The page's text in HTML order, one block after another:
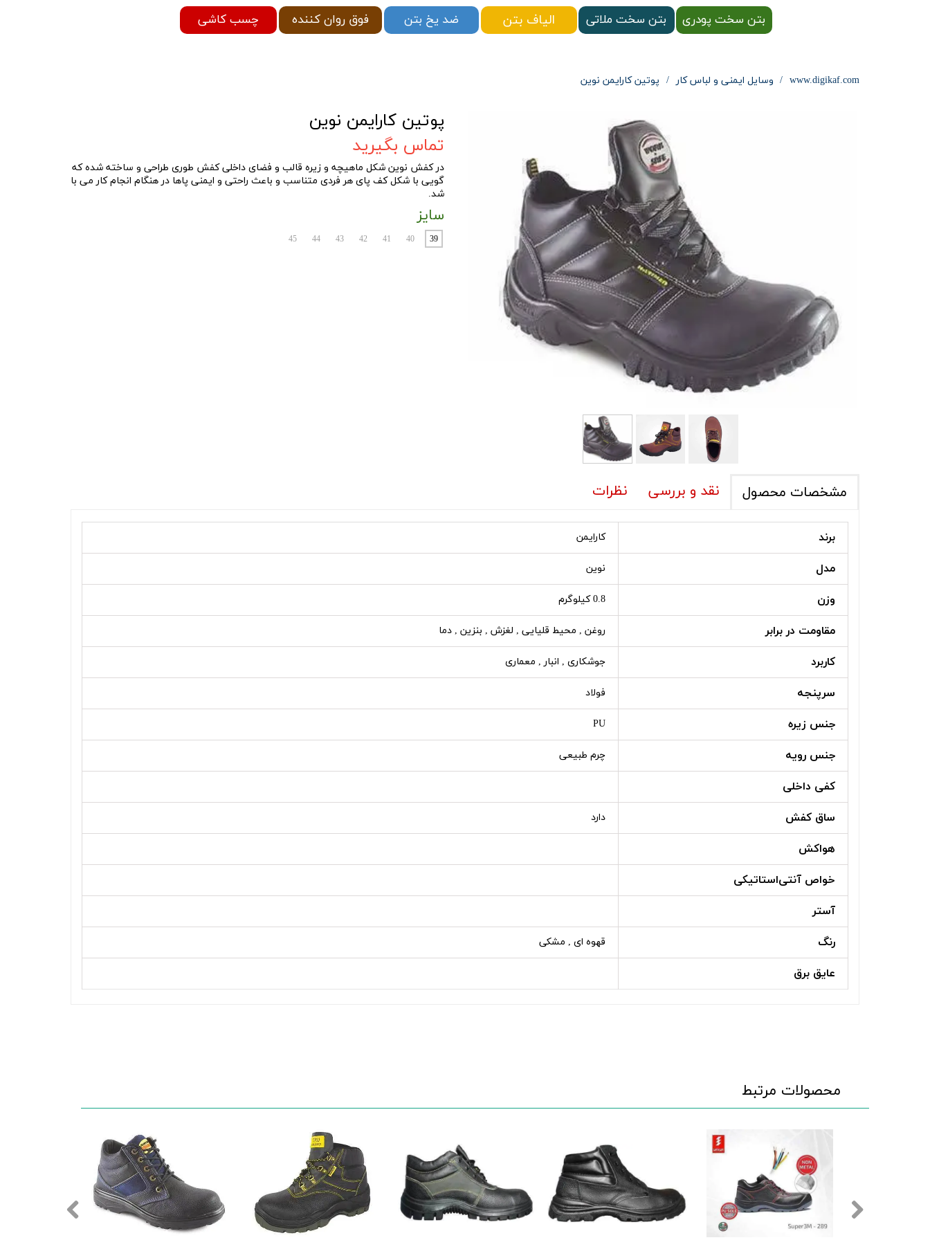
www.digikaf.com وسایل ایمنی و لباس کار پوتین کارایمن نوین
پوتین کارایمن نوین
تماس بگیرید
در کفش نوین شکل ماهیچه و زیره قالب و فضای داخلی کفش طوری طراحی و ساخته شده که
گویی با شکل کف پای هر فردی متناسب و باعث راحتی و ایمنی پاها در هنگام انجام کار می با
شد.
سایز
39
40
41
42
43
44
45
مشخصات محصول نقد و بررسی نظرات
برند کارایمن
مدل نوین
وزن 0.8 کیلوگرم
مقاومت در برابر روغن , محیط قلیایی , لغزش , بنزین , دما
کاربرد جوشکاری , انبار , معماری
سرپنجه فولاد
جنس زیره PU
جنس رویه چرم طبیعی
کفی داخلی
ساق کفش دارد
هواکش
خواص آنتی‌استاتیکی
آستر
رنگ قهوه ای , مشکی
عایق برق
بتن سخت پودری بتن سخت ملاتی الیاف بتن چسب کاشی فوق روان کننده ضد یخ بتن
محصولات مرتبط